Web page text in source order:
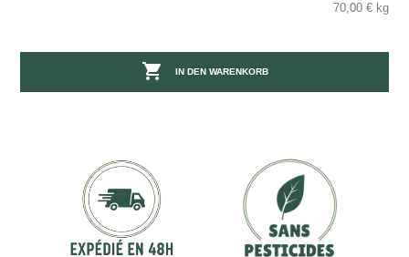
70,00 € kg
 IN DEN WARENKORB